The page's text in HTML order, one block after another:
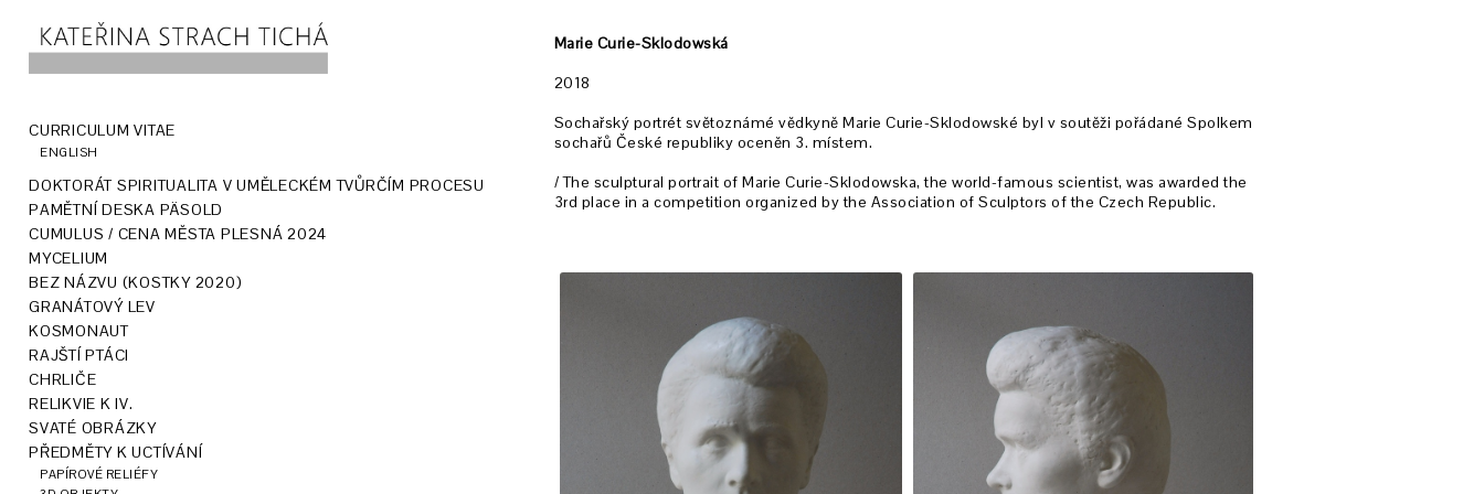
CURRICULUM VITAE
ENGLISH
DOKTORÁT SPIRITUALITA V UMĚLECKÉM TVŮRČÍM PROCESU
PAMĚTNÍ DESKA PÄSOLD
CUMULUS / CENA MĚSTA PLESNÁ 2024
MYCELIUM
BEZ NÁZVU (KOSTKY 2020)
GRANÁTOVÝ LEV
KOSMONAUT
RAJŠTÍ PTÁCI
CHRLIČE
RELIKVIE K IV.
SVATÉ OBRÁZKY
PŘEDMĚTY K UCTÍVÁNÍ
PAPÍROVÉ RELIÉFY
Marie Curie-Sklodowská
2018
Sochařský portrét světoznámé vědkyně Marie Curie-Sklodowské byl v soutěži pořádanéSpolkem
sochařů České republiky oceněn 3. místem.
/ The sculptural portrait of Marie Curie-Sklodowska, the world-famous scientist, was awarded the
3rd place in a competition organized by the Association of Sculptors of the Czech Republic.